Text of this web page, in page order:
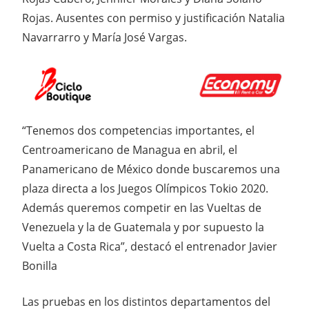
Rojas. Ausentes con permiso y justificación Natalia
Navarrarro y María José Vargas.
“Tenemos dos competencias importantes, el
Centroamericano de Managua en abril, el
Panamericano de México donde buscaremos una
plaza directa a los Juegos Olímpicos Tokio 2020.
Además queremos competir en las Vueltas de
Venezuela y la de Guatemala y por supuesto la
Vuelta a Costa Rica”, destacó el entrenador Javier
Bonilla
Las pruebas en los distintos departamentos del